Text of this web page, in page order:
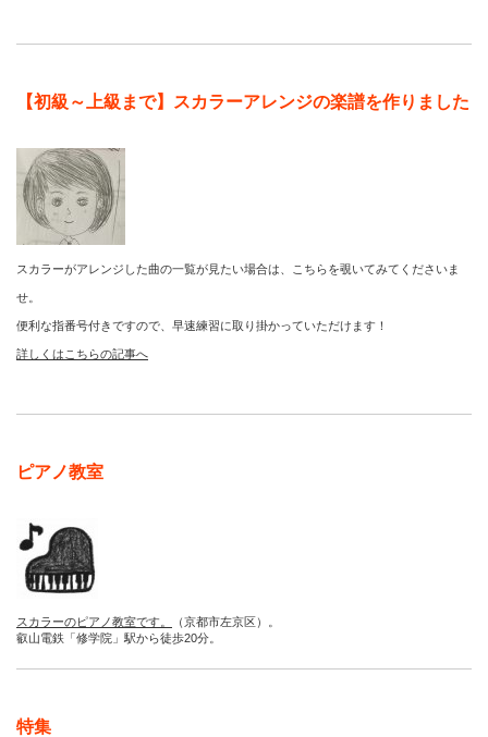
【初級～上級まで】スカラーアレンジの楽譜を作りました
スカラーがアレンジした曲の一覧が見たい場合は、こちらを覗いてみてくださいま
せ。
便利な指番号付きですので、早速練習に取り掛かっていただけます！
詳しくはこちらの記事へ
ピアノ教室
スカラーのピアノ教室です。
（京都市左京区）。
叡山電鉄「修学院」駅から徒歩20分。
特集